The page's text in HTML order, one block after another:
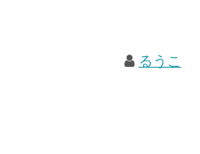
るうこ